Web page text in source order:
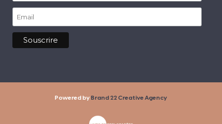
Powered by Brand 22 Creative Agency